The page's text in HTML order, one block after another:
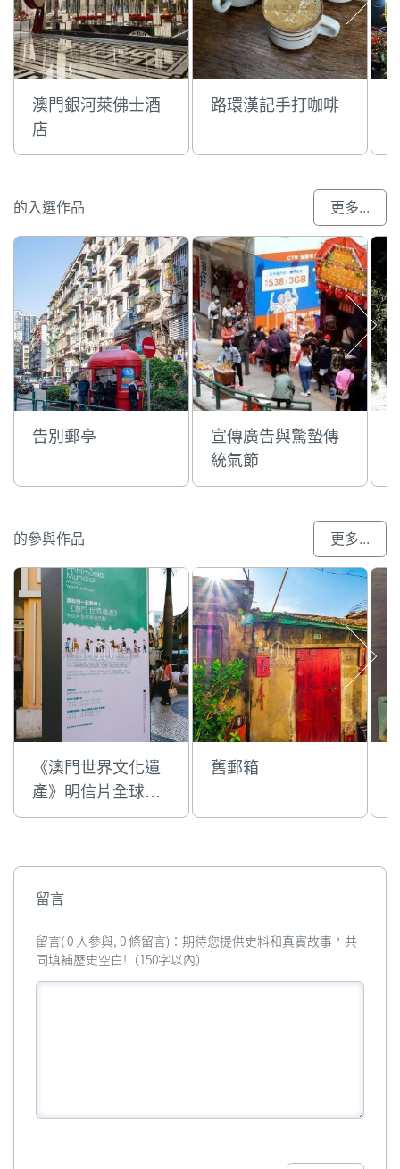
澳門銀河萊佛士酒
店
路環漢記手打咖啡
的入選作品 更多...
告別郵亭
宣傳廣告與驚蟄傳
統氣節
的參與作品 更多...
《澳門世界文化遺
產》明信片全球寄
發活動
舊郵箱
留言
留言( 0 人參與, 0 條留言)：期待您提供史料和真實故事，共
同填補歷史空白!（150字以內）